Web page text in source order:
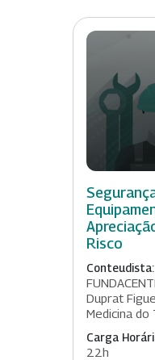
Risco
Conteudista:
Duprat
Medicina do
Carga
22h